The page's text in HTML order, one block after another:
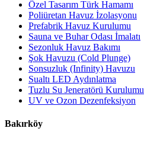
Özel Tasarım Türk Hamamı
Poliüretan Havuz İzolasyonu
Prefabrik Havuz Kurulumu
Sauna ve Buhar Odası İmalatı
Sezonluk Havuz Bakımı
Şok Havuzu (Cold Plunge)
Sonsuzluk (Infinity) Havuzu
Sualtı LED Aydınlatma
Tuzlu Su Jeneratörü Kurulumu
UV ve Ozon Dezenfeksiyon
Bakırköy